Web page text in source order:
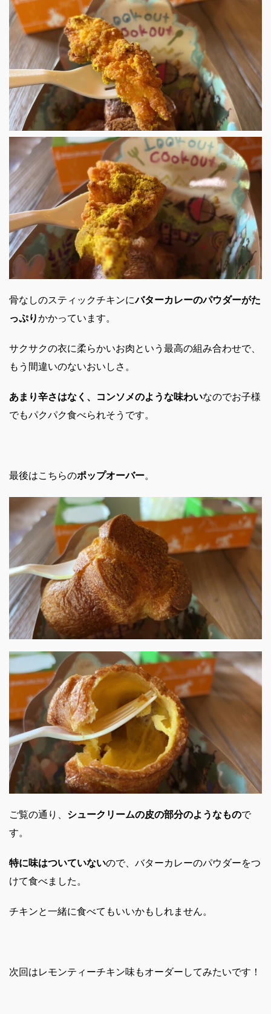
骨なしのスティックチキンにバターカレーのパウダーがた
っぷりかかっています。
サクサクの衣に柔らかいお肉という最高の組み合わせで、
もう間違いのないおいしさ。
あまり辛さはなく、コンソメのような味わいなのでお子様
でもパクパク食べられそうです。
最後はこちらのポップオーバー。
ご覧の通り、 シュークリームの皮の部分のようなもので
す。
特に味はついていないので、バターカレーのパウダーをつ
けて食べました。
チキンと一緒に食べてもいいかもしれません。
次回はレモンティーチキン味もオーダーしてみたいです！